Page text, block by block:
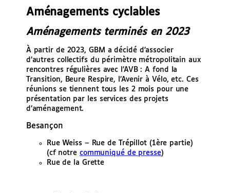
Aménagements cyclables
Aménagements terminés en 2023
À partir de 2023, GBM a décidé d’associer
d’autres collectifs du périmètre métropolitain aux
rencontres régulières avec l’AVB : A fond la
Transition, Beure Respire, l’Avenir à Vélo, etc. Ces
réunions se tiennent tous les 2 mois pour une
présentation par les services des projets
d’aménagement.
Besançon
Rue Weiss – Rue de Trépillot (1ère partie)
(cf notre communiqué de presse)
Rue de la Grette